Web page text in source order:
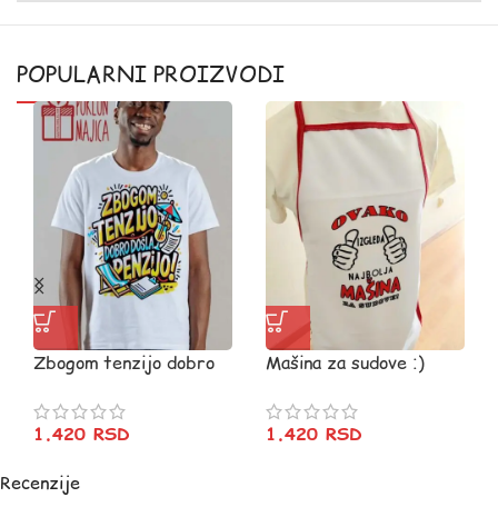
POPULARNI PROIZVODI
Zbogom tenzijo dobro
1.420 RSD
Mašina za sudove :)
1.420 RSD
Recenzije